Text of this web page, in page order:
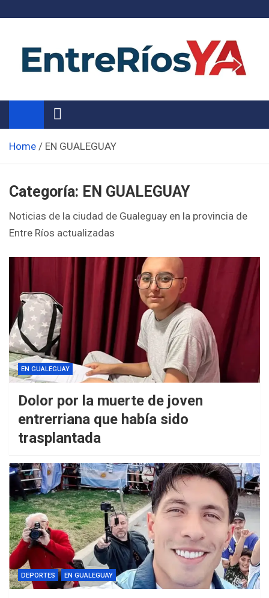
Noticias de Entre Ríos
Información de toda la provincia ahora
Home EN GUALEGUAY
Categoría: EN GUALEGUAY
Noticias de la ciudad de Gualeguay en la provincia de
Entre Ríos actualizadas
EN GUALEGUAY
Dolor por la muerte de joven
entrerriana que había sido
trasplantada
DEPORTES EN GUALEGUAY